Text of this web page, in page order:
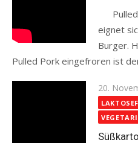
Pulled
eignet
Burger.
Pulled Pork eingefroren ist
Posted
on
20.